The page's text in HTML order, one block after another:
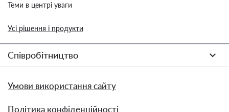
Теми в центрі уваги
Усі рішення і продукти
Співробітництво
Умови використання сайту
Політика конфіденційності